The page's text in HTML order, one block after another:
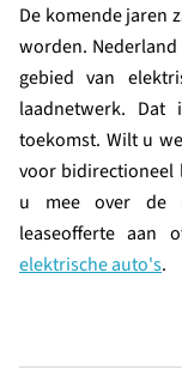
De komende jaren
worden.
gebied van
laadnetwerk.
toekomst. Wilt u
voor bidirectioneel
u mee over de
leaseofferte
elektrische auto's.